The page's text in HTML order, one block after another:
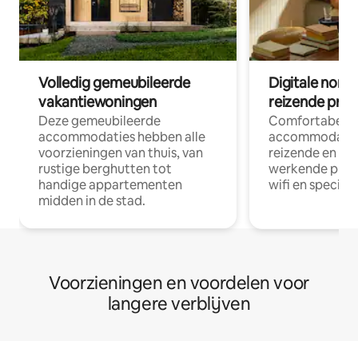
Volledig gemeubileerde
vakantiewoningen
Deze gemeubileerde
accommodaties hebben alle
voorzieningen van thuis, van
rustige berghutten tot
handige appartementen
midden in de stad.
Digitale
reizende
Comfortabele
reizende en
werkende
wifi en
Voorzieningen en voordelen voor
langere verblijven